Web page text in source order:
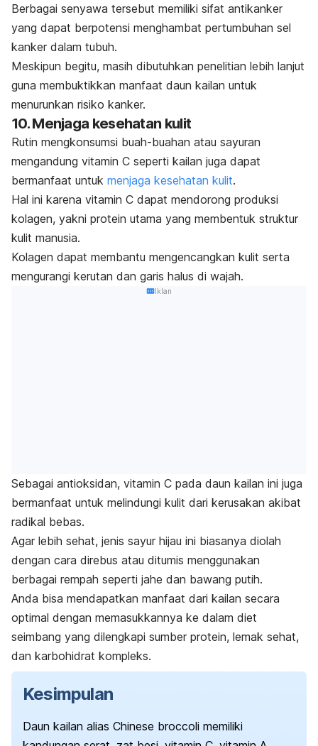
Berbagai senyawa tersebut memiliki sifat antikanker
yang dapat berpotensi menghambat pertumbuhan sel
kanker dalam tubuh.
Meskipun begitu, masih dibutuhkan penelitian lebih lanjut
guna membuktikkan manfaat daun kailan untuk
menurunkan risiko kanker.
10. Menjaga kesehatan kulit
Rutin mengkonsumsi buah-buahan atau sayuran
mengandung vitamin C seperti kailan juga dapat
bermanfaat untuk menjaga kesehatan kulit.
Hal ini karena vitamin C dapat mendorong produksi
kolagen, yakni protein utama yang membentuk struktur
kulit manusia.
Kolagen dapat membantu mengencangkan kulit serta
mengurangi kerutan dan garis halus di wajah.
Iklan
Sebagai antioksidan, vitamin C pada daun kailan ini juga
bermanfaat untuk melindungi kulit dari kerusakan akibat
radikal bebas.
Agar lebih sehat, jenis sayur hijau ini biasanya diolah
dengan cara direbus atau ditumis menggunakan
berbagai rempah seperti jahe dan bawang putih.
Anda bisa mendapatkan manfaat dari kailan secara
optimal dengan memasukkannya ke dalam diet
seimbang yang dilengkapi sumber protein, lemak sehat,
dan karbohidrat kompleks.
Kesimpulan
Daun kailan alias Chinese broccoli memiliki